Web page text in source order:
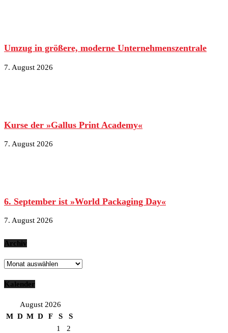
Umzug in größere, moderne Unternehmenszentrale
7. August 2026
Kurse der »Gallus Print Academy«
7. August 2026
6. September ist »World Packaging Day«
7. August 2026
Archiv
Archiv
Kalender
August 2026
M D M D F S
S
1
2